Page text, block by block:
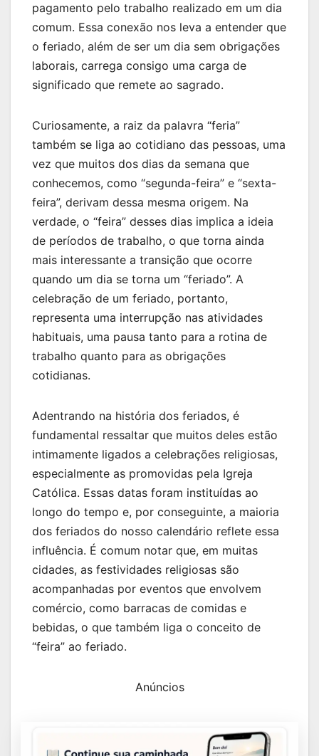
pagamento pelo trabalho realizado em um dia
comum. Essa conexão nos leva a entender que
o feriado, além de ser um dia sem obrigações
laborais, carrega consigo uma carga de
significado que remete ao sagrado.
Curiosamente, a raiz da palavra “feria”
também se liga ao cotidiano das pessoas, uma
vez que muitos dos dias da semana que
conhecemos, como “segunda-feira” e “sexta-
feira”, derivam dessa mesma origem. Na
verdade, o “feira” desses dias implica a ideia
de períodos de trabalho, o que torna ainda
mais interessante a transição que ocorre
quando um dia se torna um “feriado”. A
celebração de um feriado, portanto,
representa uma interrupção nas atividades
habituais, uma pausa tanto para a rotina de
trabalho quanto para as obrigações
cotidianas.
Adentrando na história dos feriados, é
fundamental ressaltar que muitos deles estão
intimamente ligados a celebrações religiosas,
especialmente as promovidas pela Igreja
Católica. Essas datas foram instituídas ao
longo do tempo e, por conseguinte, a maioria
dos feriados do nosso calendário reflete essa
influência. É comum notar que, em muitas
cidades, as festividades religiosas são
acompanhadas por eventos que envolvem
comércio, como barracas de comidas e
bebidas, o que também liga o conceito de
“feira” ao feriado.
Anúncios